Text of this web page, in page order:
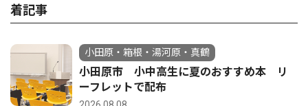
着記事
小田原・箱根・湯河原・真鶴
小田原市 小中高生に夏のおすすめ本 リ
ーフレットで配布